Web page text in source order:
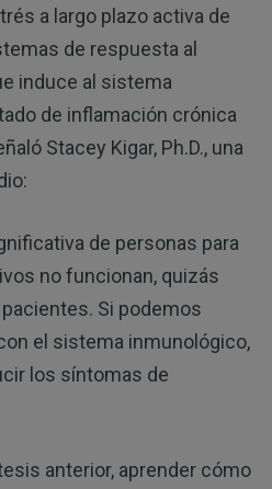
a largo plazo activa de
de respuesta al
induce al sistema
de inflamación crónica
Stacey Kigar, Ph.D., una
de personas para
no funcionan, quizás
Si podemos
el sistema inmunológico,
los síntomas de
anterior, aprender cómo